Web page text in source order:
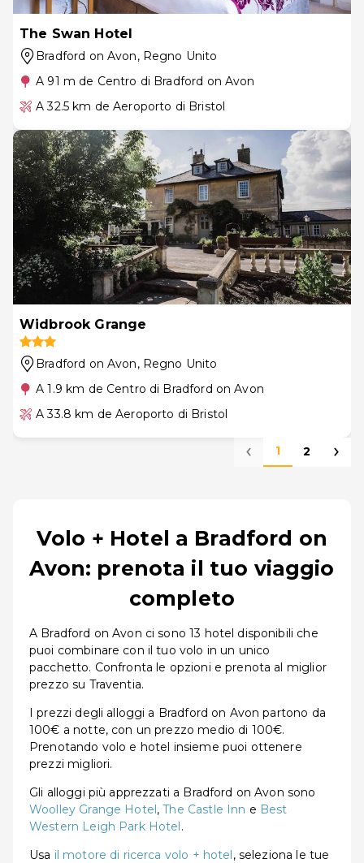
The Swan Hotel
Bradford on Avon, Regno Unito
A 91 m de Centro di Bradford on Avon
A 32.5 km de Aeroporto di Bristol
Widbrook Grange
Bradford on Avon, Regno Unito
A 1.9 km de Centro di Bradford on Avon
A 33.8 km de Aeroporto di Bristol
1 2
Volo + Hotel a Bradford on
Avon: prenota il tuo viaggio
completo
A Bradford on Avon ci sono 13 hotel disponibili che
puoi combinare con il tuo volo in un unico
pacchetto. Confronta le opzioni e prenota al miglior
prezzo su Traventia.
I prezzi degli alloggi a Bradford on Avon partono da
100€ a notte, con un prezzo medio di 100€.
Prenotando volo e hotel insieme puoi ottenere
prezzi migliori.
Gli alloggi più apprezzati a Bradford on Avon sono
Woolley Grange Hotel,The Castle Inn e Best
Western Leigh Park Hotel.
Usa il motore di ricerca volo + hotel, seleziona le tue